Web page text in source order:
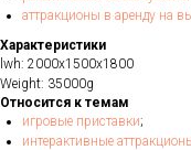
аттракционы в аренду на
Характеристики
lwh: 2000x1500x1800
Weight: 35000g
Относится к темам
игровые приставки;
интерактивные